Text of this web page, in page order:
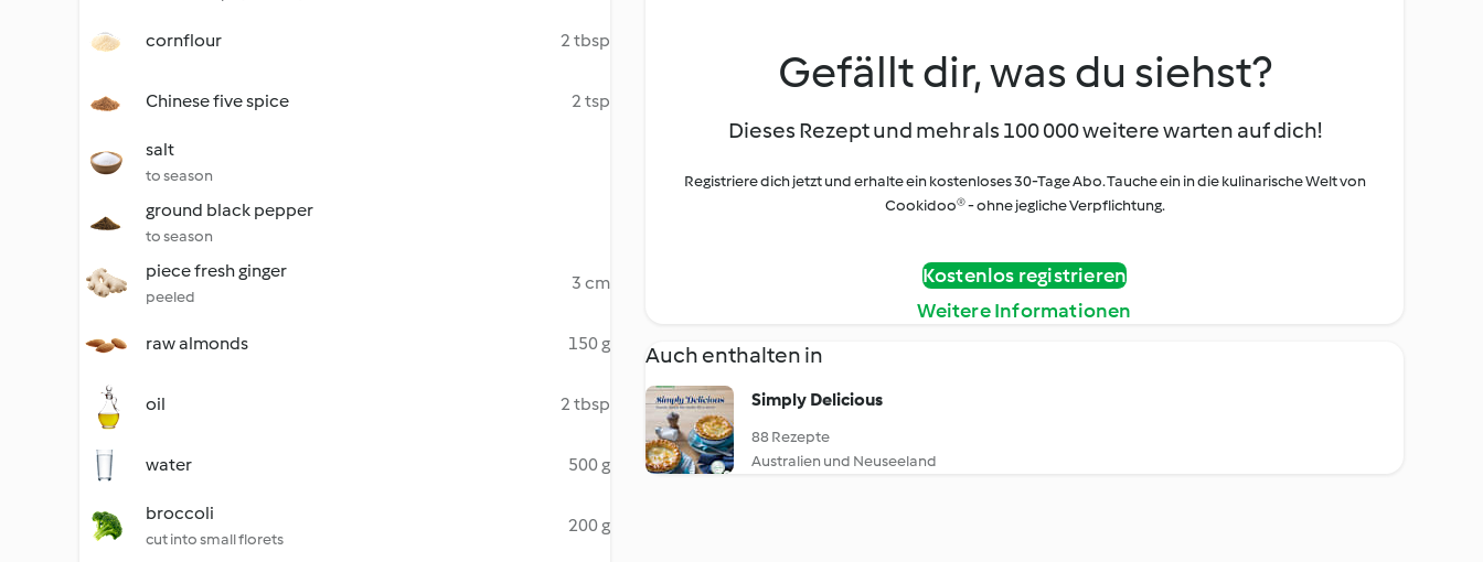
cornflour 2 tbsp
Chinese five spice 2 tsp
salt
to season
ground black pepper
to season
piece fresh ginger
peeled
3 cm
raw almonds 150 g
oil 2 tbsp
water 500 g
broccoli
cut into small florets
200 g
Gefällt dir, was du siehst?
Dieses Rezept und mehr als 100 000 weitere warten auf dich!
Registriere dich jetzt und erhalte ein kostenloses 30-Tage Abo. Tauche ein in die kulinarische Welt von
Cookidoo® - ohne jegliche Verpflichtung.
Kostenlos registrieren
Weitere Informationen
Auch enthalten in
Simply Delicious
88 Rezepte
Australien und Neuseeland